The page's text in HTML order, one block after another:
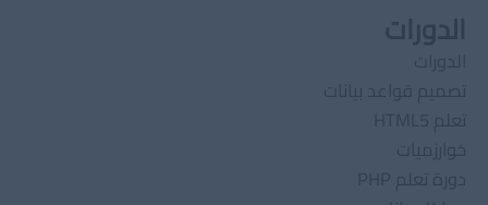
الدورات
الدورات
تصميم قواعد بيانات
تعلم HTML5
خوارزميات
دورة تعلم PHP